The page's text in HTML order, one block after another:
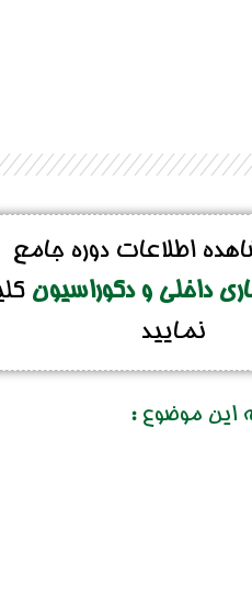
اطلاعات دوره جامع
داخلی و دکوراسیون
نمایید
این موضوع :